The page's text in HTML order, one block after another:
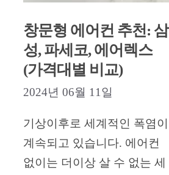
창문형 에어컨 추천: 삼
성, 파세코, 에어렉스
(가격대별 비교)
2024년 06월 11일
기상이후로 세계적인 폭염이
계속되고 있습니다. 에어컨
없이는 더이상 살 수 없는 세